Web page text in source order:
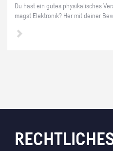
Du hast ein gutes phy­si­ka­li­sches
magst Elek­tro­nik? Her mit dei­ner